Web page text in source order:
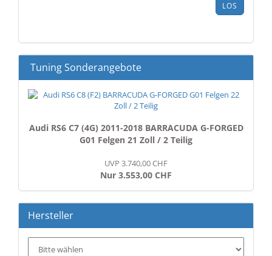
EIN.
LOS
Tuning Sonderangebote
Audi RS6 C7 (4G) 2011-2018 BARRACUDA G-FORGED
G01 Felgen 21 Zoll / 2 Teilig
UVP 3.740,00 CHF
Nur 3.553,00 CHF
Hersteller